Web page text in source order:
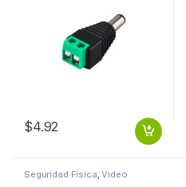
$4.92
Seguridad Física,Video